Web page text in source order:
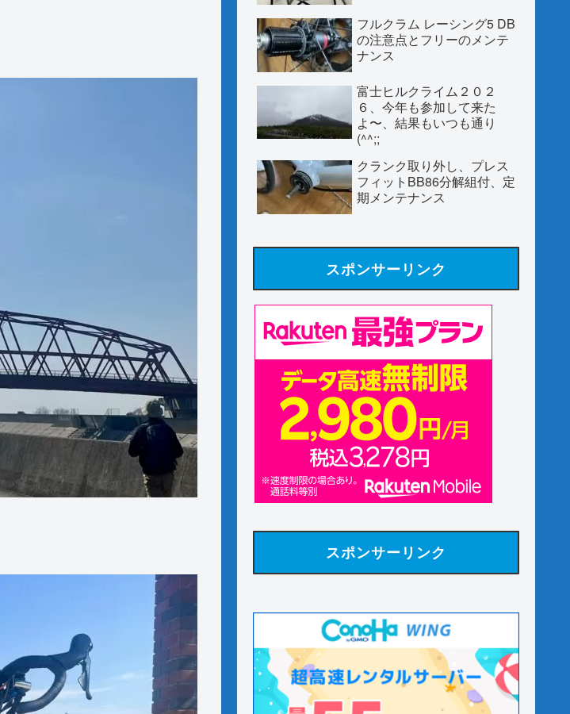
フルクラム レーシング5 DB
の注意点とフリーのメンテ
ナンス
富士ヒルクライム２０２
６、今年も参加して来た
よ〜、結果もいつも通り
(^^;;
クランク取り外し、プレス
フィットBB86分解組付、定
期メンテナンス
スポンサーリンク
スポンサーリンク